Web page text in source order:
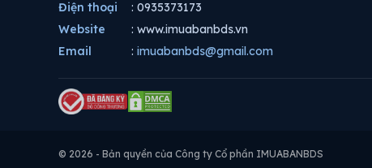
Điện thoại
: 0935373173
Website
: www.imuabanbds.vn
Email
: imuabanbds@gmail.com
© 2026 - Bản quyền của Công ty Cổ phần IMUABANBDS